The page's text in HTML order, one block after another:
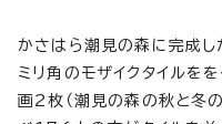
かさはら潮見の森に完成し
ミリ角のモザイクタイル
画2枚（潮見の森の秋と冬